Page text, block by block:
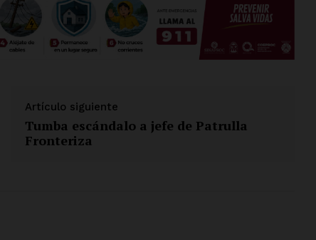
Artículo siguiente
Tumba escándalo a jefe de Patrulla
Fronteriza